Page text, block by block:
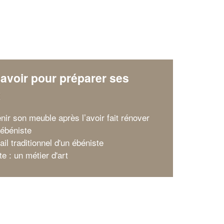
pour préparer ses
son meuble après l’avoir fait rénover
traditionnel d'un ébéniste
: un métier d'art